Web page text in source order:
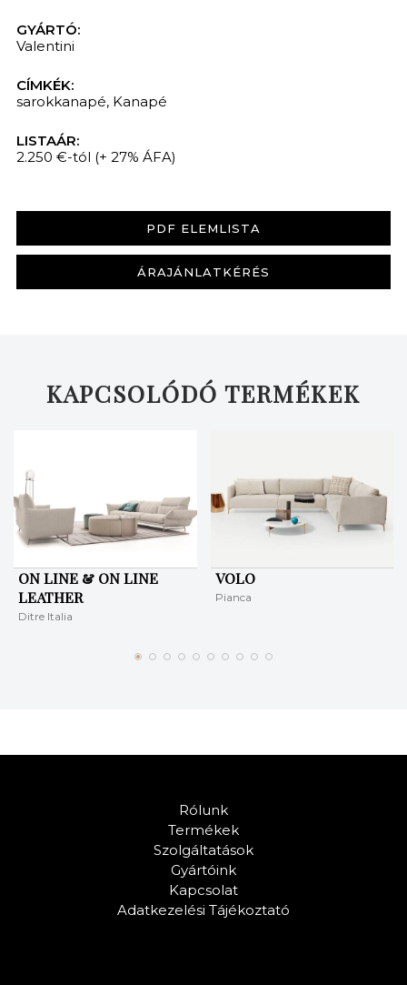
GYÁRTÓ:
Valentini
CÍMKÉK:
sarokkanapé, Kanapé
LISTAÁR:
2.250 €-tól (+ 27% ÁFA)
PDF ELEMLISTA
ÁRAJÁNLATKÉRÉS
KAPCSOLÓDÓ TERMÉKEK
ON LINE & ON LINE
LEATHER
Ditre Italia
VOLO
Pianca
Rólunk
Termékek
Szolgáltatások
Gyártóink
Kapcsolat
Adatkezelési Tájékoztató